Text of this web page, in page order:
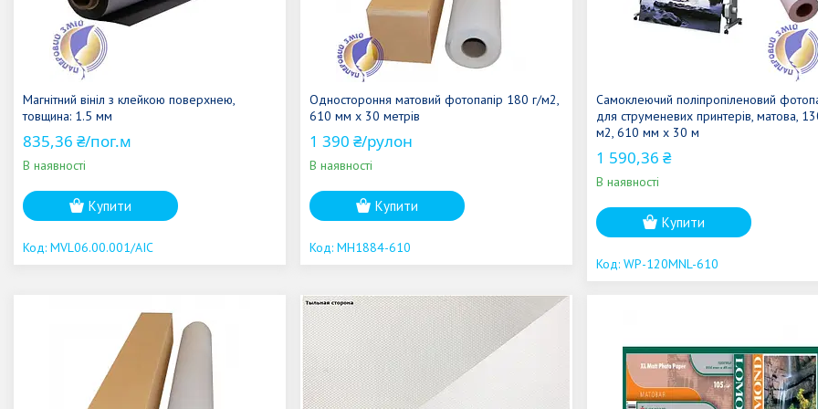
Магнітний вініл з клейкою поверхнею,
товщина: 1.5 мм
835,36 ₴/пог.м
В наявності
Купити
MVL06.00.001/AIC
Одностороння матовий фотопапір 180 г/м2,
610 мм x 30 метрів
1 390 ₴/рулон
В наявності
Купити
MH1884-610
Самоклеючий поліпропіленовий
для струменевих принтерів, матова,
м2, 610 мм x 30 м
1 590,36 ₴
В наявності
Купити
WP-120MNL-610